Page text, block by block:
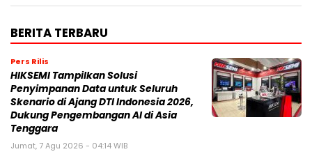
BERITA TERBARU
Pers Rilis
HIKSEMI Tampilkan Solusi
Penyimpanan Data untuk Seluruh
Skenario di Ajang DTI Indonesia 2026,
Dukung Pengembangan AI di Asia
Tenggara
Jumat, 7 Agu 2026 - 04:14 WIB